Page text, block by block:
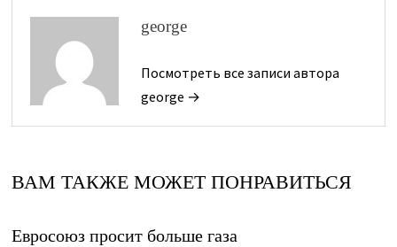
george
Посмотреть все записи автора
george →
ВАМ ТАКЖЕ МОЖЕТ ПОНРАВИТЬСЯ
Евросоюз просит больше газа